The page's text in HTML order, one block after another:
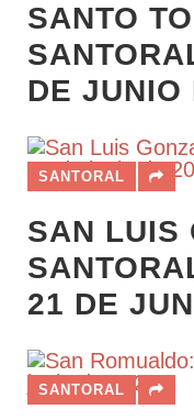
SANTO
DE JUNIO
SANTORAL
SAN LUIS
21 DE
SANTORAL